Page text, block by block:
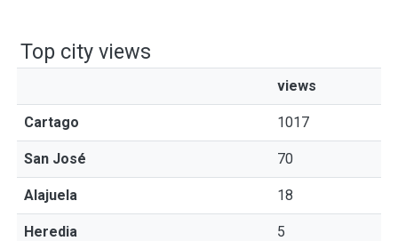
Top city views
views
Cartago 1017
San José 70
Alajuela 18
Heredia 5